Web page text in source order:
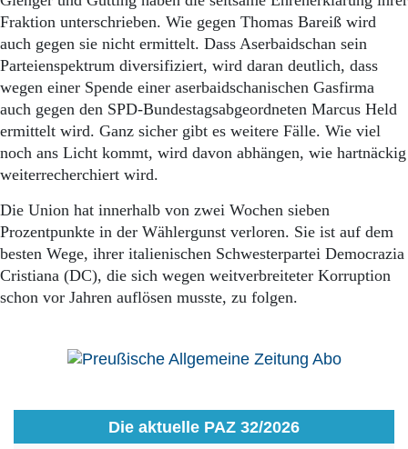
Fraktion unterschrieben. Wie gegen Thomas Bareiß wird
auch gegen sie nicht ermittelt. Dass Aserbaidschan sein
Parteienspektrum diversifiziert, wird daran deutlich, dass
wegen einer Spende einer aserbaidschanischen Gasfirma
auch gegen den SPD-Bundestagsabgeordneten Marcus Held
ermittelt wird. Ganz sicher gibt es weitere Fälle. Wie viel
noch ans Licht kommt, wird davon abhängen, wie hartnäckig
weiterrecherchiert wird.
Die Union hat innerhalb von zwei Wochen sieben
Prozentpunkte in der Wählergunst verloren. Sie ist auf dem
besten Wege, ihrer italienischen Schwesterpartei Democrazia
Cristiana (DC), die sich wegen weitverbreiteter Korruption
schon vor Jahren auflösen musste, zu folgen.
Die aktuelle PAZ 32/2026